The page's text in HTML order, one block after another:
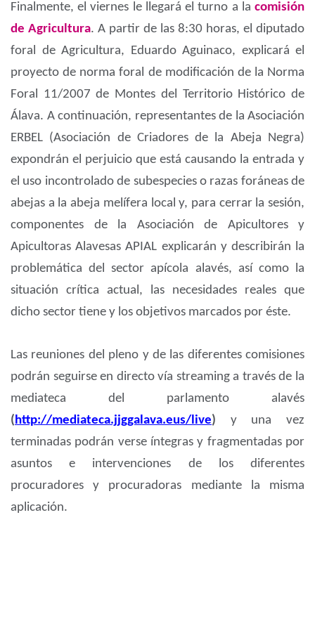
Finalmente, el viernes le llegará el turno a la comisión
de Agricultura. A partir de las 8:30 horas, el diputado
foral de Agricultura, Eduardo Aguinaco, explicará el
proyecto de norma foral de modificación de la Norma
Foral 11/2007 de Montes del Territorio Histórico de
Álava. A continuación, representantes de la Asociación
ERBEL (Asociación de Criadores de la Abeja Negra)
expondrán el perjuicio que está causando la entrada y
el uso incontrolado de subespecies o razas foráneas de
abejas a la abeja melífera local y, para cerrar la sesión,
componentes de la Asociación de Apicultores y
Apicultoras Alavesas APIAL explicarán y describirán la
problemática del sector apícola alavés, así como la
situación crítica actual, las necesidades reales que
dicho sector tiene y los objetivos marcados por éste.
Las reuniones del pleno y de las diferentes comisiones
podrán seguirse en directo vía streaming a través de la
mediateca del parlamento alavés
(http://mediateca.jjggalava.eus/live) y una vez
terminadas podrán verse íntegras y fragmentadas por
asuntos e intervenciones de los diferentes
procuradores y procuradoras mediante la misma
aplicación.